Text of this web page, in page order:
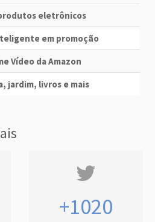
eletrônicos
em promoção
Vídeo da Amazon
jardim, livros e mais
+1020